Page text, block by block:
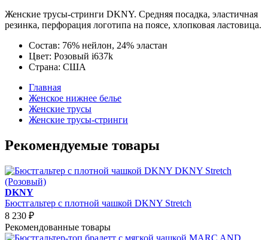
Женские трусы-стринги DKNY. Средняя посадка, эластичная
резинка, перфорация логотипа на поясе, хлопковая ластовица.
Состав: 76% нейлон, 24% эластан
Цвет: Розовый i637k
Страна: США
Главная
Женское нижнее белье
Женские трусы
Женские трусы-стринги
Рекомендуемые товары
DKNY
Бюстгальтер с плотной чашкой DKNY Stretch
8 230 ₽
Рекомендованные товары